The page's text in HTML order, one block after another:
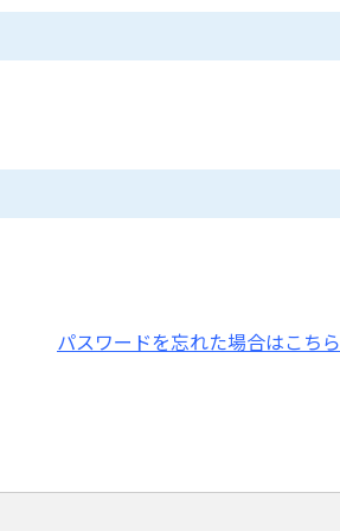
パスワードを忘れた場合はこちら